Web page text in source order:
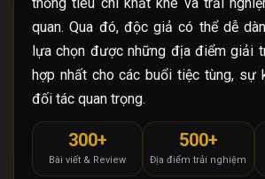
thống tiêu chí khắt khe và trải
quan. Qua đó, độc giả có thể dễ
lựa chọn được những địa điểm giải
hợp nhất cho các buổi tiệc tùng, sự
đối tác quan trọng.
300+
Bài viết & Review
500+
Địa điểm trải nghiệm